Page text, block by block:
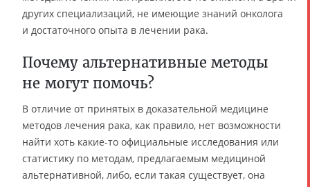
других специализаций, не имеющие знаний онколога
и достаточного опыта в лечении рака.
Почему альтернативные методы
не могут помочь?
В отличие от принятых в доказательной медицине
методов лечения рака, как правило, нет возможности
найти хоть какие-то официальные исследования или
статистику по методам, предлагаемым медициной
альтернативной, либо, если такая существует, она